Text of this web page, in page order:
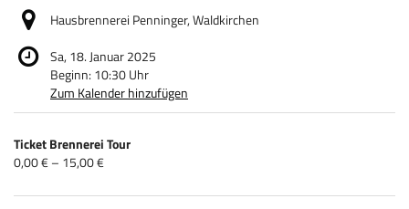
Hausbrennerei Penninger, Waldkirchen
Sa, 18. Januar 2025
Beginn: 10:30Uhr
Zum Kalender hinzufügen
Produkte
Unkategorisierte
Produkte
Ticket Brennerei Tour
von
bis
0,00 € – 15,00 €